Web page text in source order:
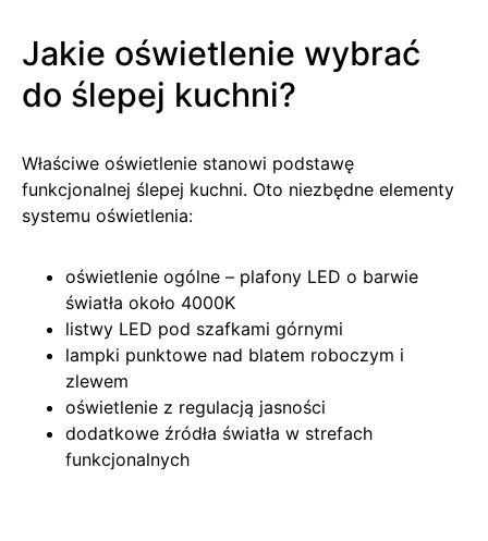
Jakie oświetlenie wybrać
do ślepej kuchni?
Właściwe oświetlenie stanowi podstawę
funkcjonalnej ślepej kuchni. Oto niezbędne elementy
systemu oświetlenia:
oświetlenie ogólne – plafony LED o barwie
światła około 4000K
listwy LED pod szafkami górnymi
lampki punktowe nad blatem roboczym i
zlewem
oświetlenie z regulacją jasności
dodatkowe źródła światła w strefach
funkcjonalnych